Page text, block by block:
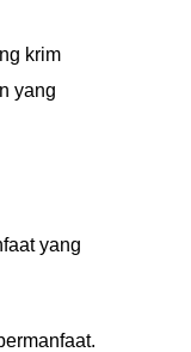
krim
yang
yang